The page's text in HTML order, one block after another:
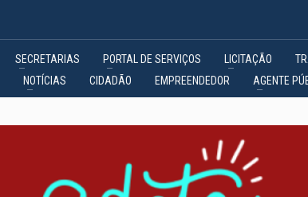
SECRETARIAS PORTAL DE SERVIÇOS LICITAÇÃO
NOTÍCIAS CIDADÃO EMPREENDEDOR AGENTE